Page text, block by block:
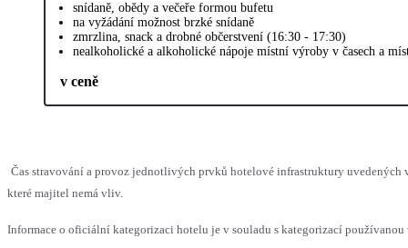
snídaně, obědy a večeře formou bufetu
na vyžádání možnost brzké snídaně
zmrzlina, snack a drobné občerstvení (16:30 - 17:30)
nealkoholické a alkoholické nápoje místní výroby v časech a
v ceně
Čas stravování a provoz jednotlivých prvků hotelové infrastruktury uvedených
které majitel nemá vliv.
Informace o oficiální kategorizaci hotelu je v souladu s kategorizací